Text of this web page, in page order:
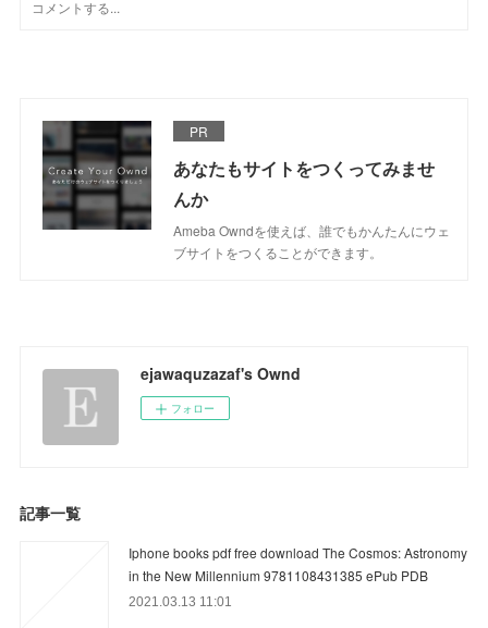
PR
あなたもサイトをつくってみませ
んか
Ameba Owndを使えば、誰でもかんたんにウェ
ブサイトをつくることができます。
ejawaquzazaf's Ownd
フォロー
記事一覧
Iphone books pdf free download The Cosmos: Astronomy
in the New Millennium 9781108431385 ePub PDB
2021.03.13 11:01